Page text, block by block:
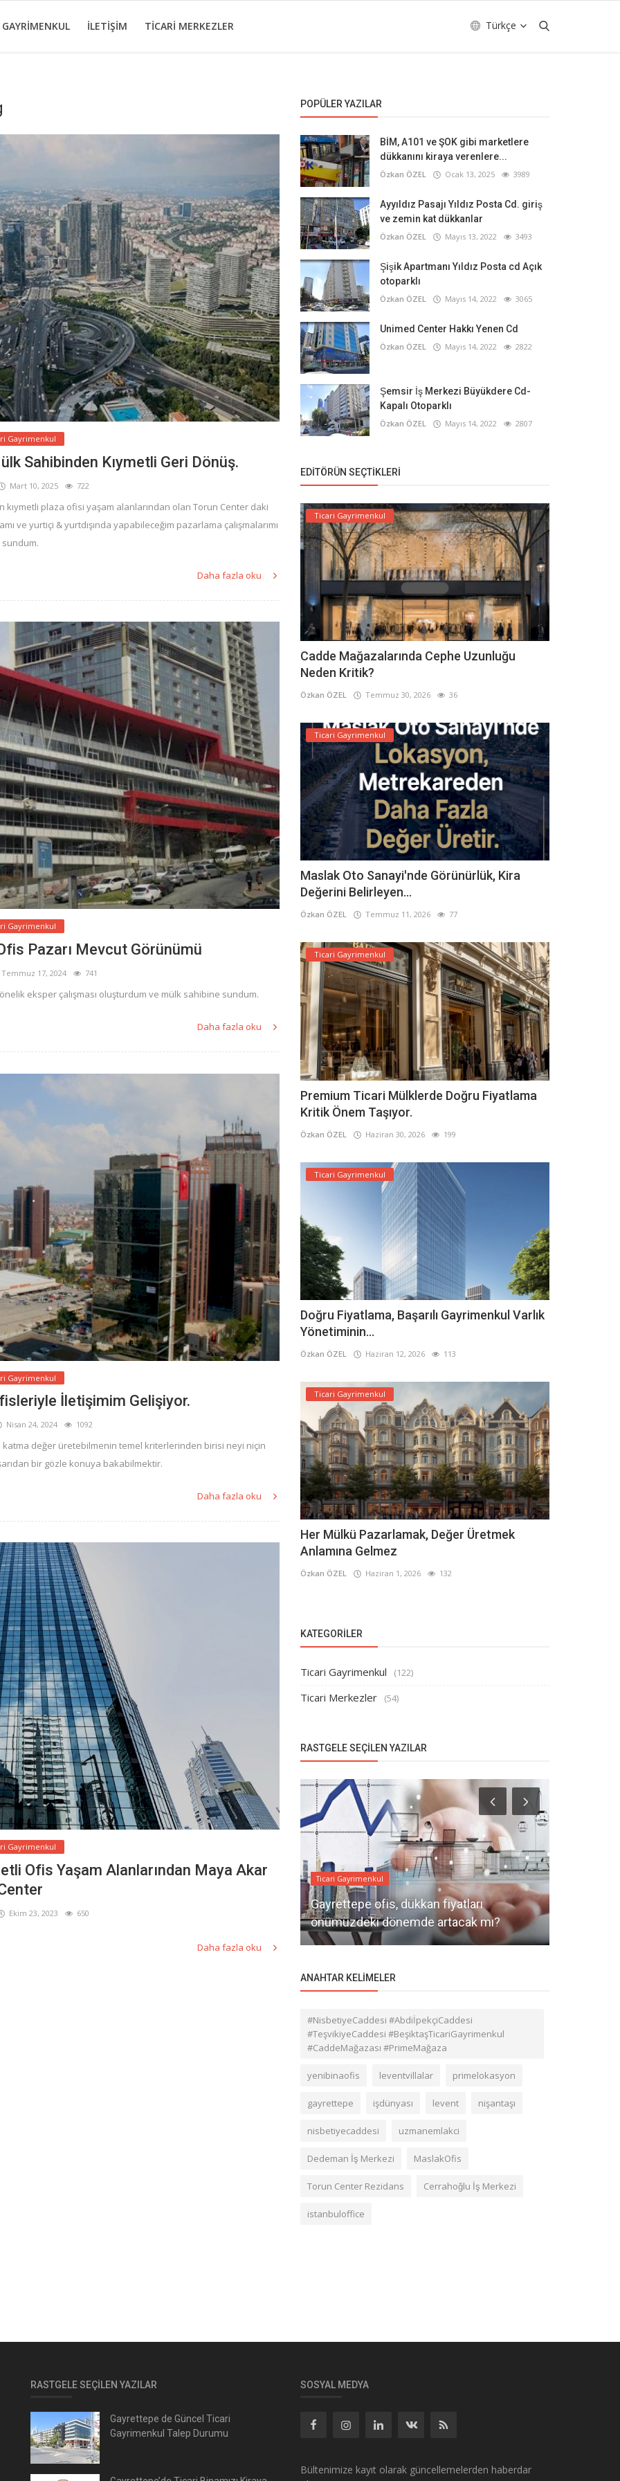
İLETIŞIM TICARI MERKEZLER Türkçe
Gayrimenkul
Sahibinden Kıymetli Geri Dönüş.
Mart 10, 2025 722
plaza ofisi yaşam alanlarından olan Torun Center daki
ve yurtiçi & yurtdışında yapabileceğim pazarlama çalışmalarımı
sundum.
Daha fazla oku
Gayrimenkul
Pazarı Mevcut Görünümü
17, 2024 741
eksper çalışması oluşturdum ve mülk sahibine sundum.
Daha fazla oku
Gayrimenkul
İletişimim Gelişiyor.
Nisan 24, 2024 1092
katma değer üretebilmenin temel kriterlerinden birisi neyi niçin
bir gözle konuya bakabilmektir.
Daha fazla oku
Gayrimenkul
Ofis Yaşam Alanlarından Maya Akar
Ekim 23, 2023 650
Daha fazla oku
POPÜLER YAZILAR
BİM, A101 ve ŞOK gibi marketlere
dükkanını kiraya verenlere...
Özkan ÖZEL Ocak 13, 2025 3989
Ayyıldız Pasajı Yıldız Posta Cd. giriş
ve zemin kat dükkanlar
Özkan ÖZEL Mayıs 13, 2022 3493
Şişik Apartmanı Yıldız Posta cd Açık
otoparklı
Özkan ÖZEL Mayıs 14, 2022 3065
Unimed Center Hakkı Yenen Cd
Özkan ÖZEL Mayıs 14, 2022 2822
Şemsir İş Merkezi Büyükdere Cd-
Kapalı Otoparklı
Özkan ÖZEL Mayıs 14, 2022 2807
EDITÖRÜN SEÇTIKLERI
Ticari Gayrimenkul
Cadde Mağazalarında Cephe Uzunluğu
Neden Kritik?
Özkan ÖZEL Temmuz 30, 2026 36
Ticari Gayrimenkul
Maslak Oto Sanayi'nde Görünürlük, Kira
Değerini Belirleyen...
Özkan ÖZEL Temmuz 11, 2026 77
Ticari Gayrimenkul
Premium Ticari Mülklerde Doğru Fiyatlama
Kritik Önem Taşıyor.
Özkan ÖZEL Haziran 30, 2026 199
Ticari Gayrimenkul
Doğru Fiyatlama, Başarılı Gayrimenkul Varlık
Yönetiminin...
Özkan ÖZEL Haziran 12, 2026 113
Ticari Gayrimenkul
Her Mülkü Pazarlamak, Değer Üretmek
Anlamına Gelmez
Özkan ÖZEL Haziran 1, 2026 132
KATEGORILER
Ticari Gayrimenkul (122)
Ticari Merkezler (54)
RASTGELE SEÇILEN YAZILAR
Ticari Gayrimenkul Ticari Gayrimenkul
Gayrettepe ofis, dükkan fiyatları
önümüzdeki dönemde artacak mı?
ANAHTAR KELIMELER
#NisbetiyeCaddesi #AbdiİpekçiCaddesi
#TeşvikiyeCaddesi #BeşiktaşTicariGayrimenkul
#CaddeMağazası #PrimeMağaza
yenibinaofis leventvillalar primelokasyon
gayrettepe işdünyası levent nişantaşı
nisbetiyecaddesi uzmanemlakci
Dedeman İş Merkezi MaslakOfis
Torun Center Rezidans Cerrahoğlu İş Merkezi
istanbuloffice
RASTGELE SEÇILEN YAZILAR
Gayrettepe de Güncel Ticari
Gayrimenkul Talep Durumu
SOSYAL MEDYA
Bültenimize kayıt olarak güncellemelerden haberdar